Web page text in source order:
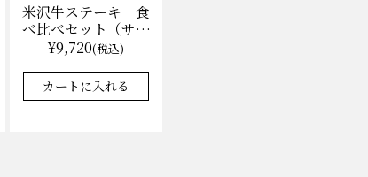
米沢牛ステーキ 食
べ比べセット（サー
ロイン100g×2枚、
上モモ100g×2枚）
（冷凍）送料無料
化粧箱入
¥9,720(税込)
カートに入れる